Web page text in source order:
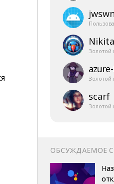
Золотой
Золотой
scarf
Золотой
ОБСУЖДАЕМОЕ